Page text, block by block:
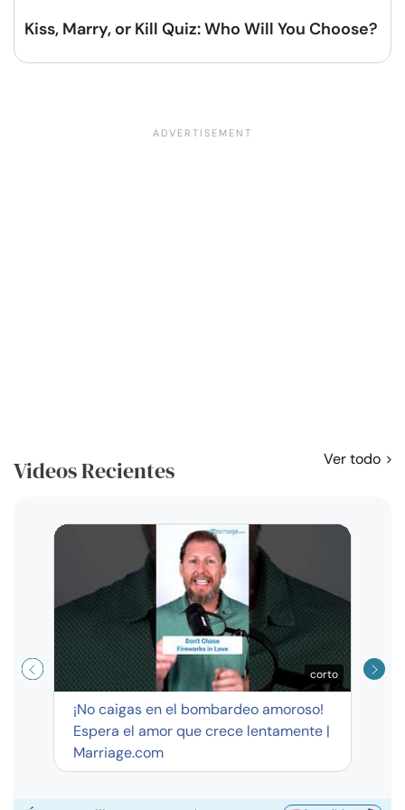
Kiss, Marry, or Kill Quiz: Who Will You Choose?
Videos Recientes Ver todo
corto
¡No caigas en el bombardeo amoroso!
Espera el amor que crece lentamente |
Marriage.com